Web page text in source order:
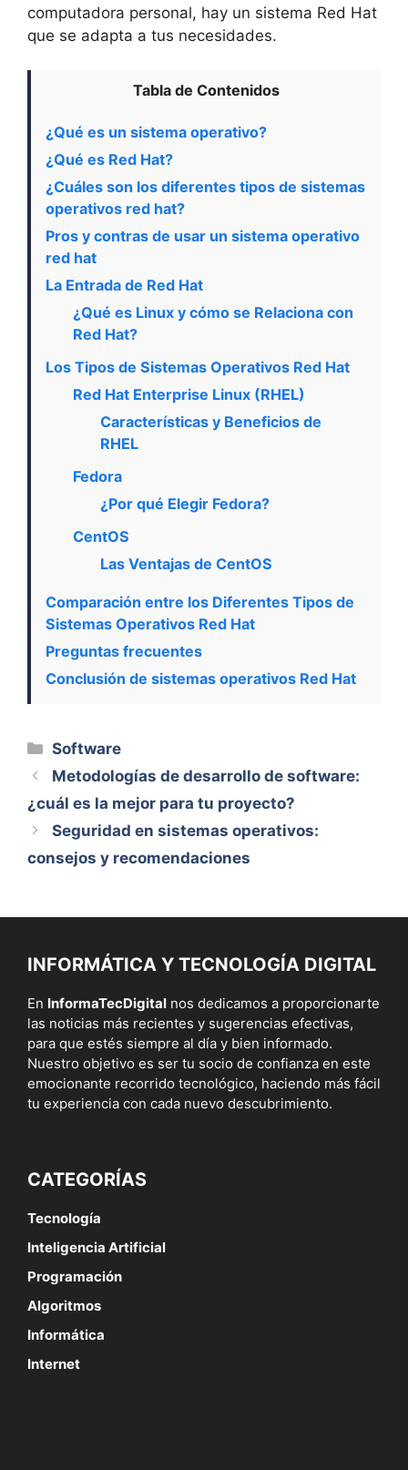
computadora personal, hay un sistema Red Hat
que se adapta a tus necesidades.
Tabla de Contenidos
¿Qué es un sistema operativo?
¿Qué es Red Hat?
¿Cuáles son los diferentes tipos de sistemas
operativos red hat?
Pros y contras de usar un sistema operativo
red hat
La Entrada de Red Hat
¿Qué es Linux y cómo se Relaciona con
Red Hat?
Los Tipos de Sistemas Operativos Red Hat
Red Hat Enterprise Linux (RHEL)
Características y Beneficios de
RHEL
Fedora
¿Por qué Elegir Fedora?
CentOS
Las Ventajas de CentOS
Comparación entre los Diferentes Tipos de
Sistemas Operativos Red Hat
Preguntas frecuentes
Conclusión de sistemas operativos Red Hat
Categorías
Software
Metodologías de desarrollo de software:
¿cuál es la mejor para tu proyecto?
Seguridad en sistemas operativos:
consejos y recomendaciones
INFORMÁTICA Y TECNOLOGÍA DIGITAL
En InformaTecDigital nos dedicamos a proporcionarte
las noticias más recientes y sugerencias efectivas,
para que estés siempre al día y bien informado.
Nuestro objetivo es ser tu socio de confianza en este
emocionante recorrido tecnológico, haciendo más fácil
tu experiencia con cada nuevo descubrimiento.
CATEGORÍAS
Tecnología
Inteligencia Artificial
Programación
Algoritmos
Informática
Internet